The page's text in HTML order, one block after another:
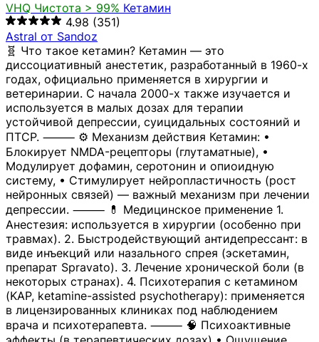
VHQ Чистота > 99% Кетамин
4.98 (351)
Astral от Sandoz
🧬 Что такое кетамин? Кетамин — это
диссоциативный анестетик, разработанный в 1960-х
годах, официально применяется в хирургии и
ветеринарии. С начала 2000-х также изучается и
используется в малых дозах для терапии
устойчивой депрессии, суицидальных состояний и
ПТСР. ⸻ ⚙️ Механизм действия Кетамин: •
Блокирует NMDA-рецепторы (глутаматные), •
Модулирует дофамин, серотонин и опиоидную
систему, • Стимулирует нейропластичность (рост
нейронных связей) — важный механизм при лечении
депрессии. ⸻ 💊 Медицинское применение 1.
Анестезия: используется в хирургии (особенно при
травмах). 2. Быстродействующий антидепрессант: в
виде инъекций или назального спрея (эскетамин,
препарат Spravato). 3. Лечение хронической боли (в
некоторых странах). 4. Психотерапия с кетамином
(KAP, ketamine-assisted psychotherapy): применяется
в лицензированных клиниках под наблюдением
врача и психотерапевта. ⸻ 🧠 Психоактивные